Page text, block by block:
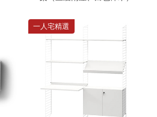
一人宅精選